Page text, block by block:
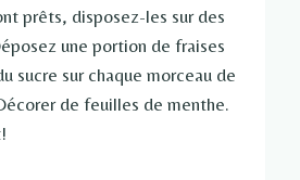
prêts, disposez-les sur des
une portion de fraises
sucre sur chaque morceau de
de feuilles de menthe.